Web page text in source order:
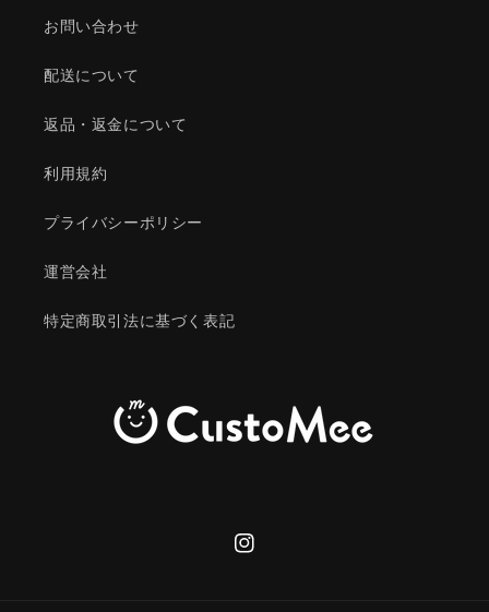
お問い合わせ
配送について
返品・返金について
利用規約
プライバシーポリシー
運営会社
特定商取引法に基づく表記
Instagram